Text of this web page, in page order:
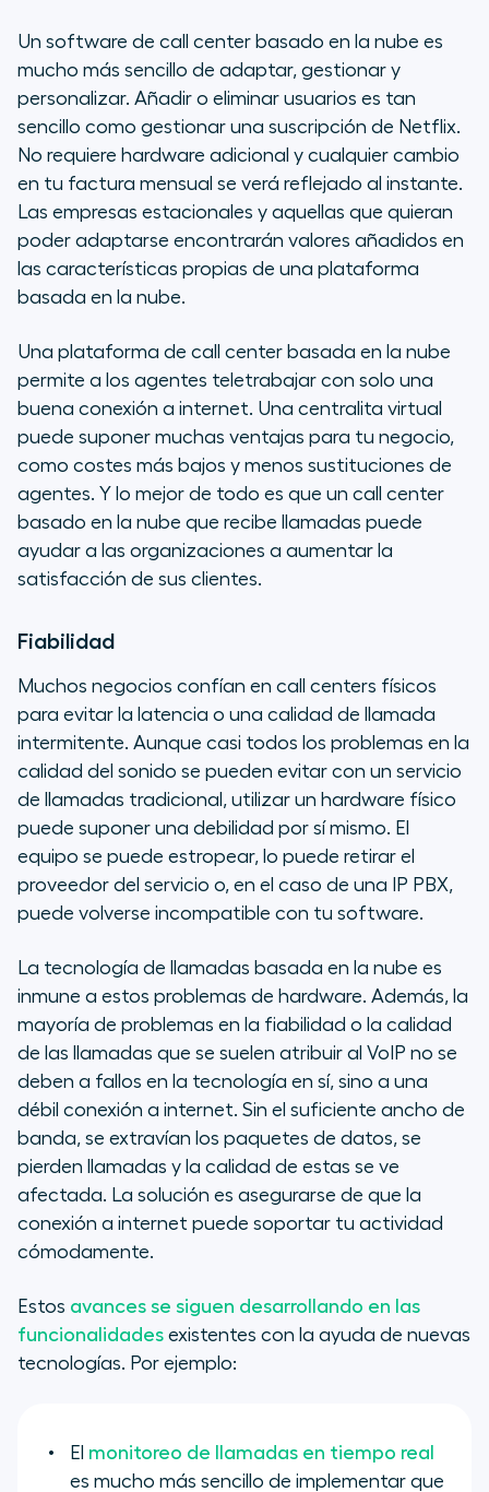
Un software de call center basado en la nube es
mucho más sencillo de adaptar, gestionar y
personalizar. Añadir o eliminar usuarios es tan
sencillo como gestionar una suscripción de Netflix.
No requiere hardware adicional y cualquier cambio
en tu factura mensual se verá reflejado al instante.
Las empresas estacionales y aquellas que quieran
poder adaptarse encontrarán valores añadidos en
las características propias de una plataforma
basada en la nube.
Una plataforma de call center basada en la nube
permite a los agentes teletrabajar con solo una
buena conexión a internet. Una centralita virtual
puede suponer muchas ventajas para tu negocio,
como costes más bajos y menos sustituciones de
agentes. Y lo mejor de todo es que un call center
basado en la nube que recibe llamadas puede
ayudar a las organizaciones a aumentar la
satisfacción de sus clientes.
Fiabilidad
Muchos negocios confían en call centers físicos
para evitar la latencia o una calidad de llamada
intermitente. Aunque casi todos los problemas en la
calidad del sonido se pueden evitar con un servicio
de llamadas tradicional, utilizar un hardware físico
puede suponer una debilidad por sí mismo. El
equipo se puede estropear, lo puede retirar el
proveedor del servicio o, en el caso de una IP PBX,
puede volverse incompatible con tu software.
La tecnología de llamadas basada en la nube es
inmune a estos problemas de hardware. Además, la
mayoría de problemas en la fiabilidad o la calidad
de las llamadas que se suelen atribuir al VoIP no se
deben a fallos en la tecnología en sí, sino a una
débil conexión a internet. Sin el suficiente ancho de
banda, se extravían los paquetes de datos, se
pierden llamadas y la calidad de estas se ve
afectada. La solución es asegurarse de que la
conexión a internet puede soportar tu actividad
cómodamente.
Estos avances se siguen desarrollando en las
funcionalidades existentes con la ayuda de nuevas
tecnologías. Por ejemplo:
El monitoreo de llamadas en tiempo real
es mucho más sencillo de implementar que